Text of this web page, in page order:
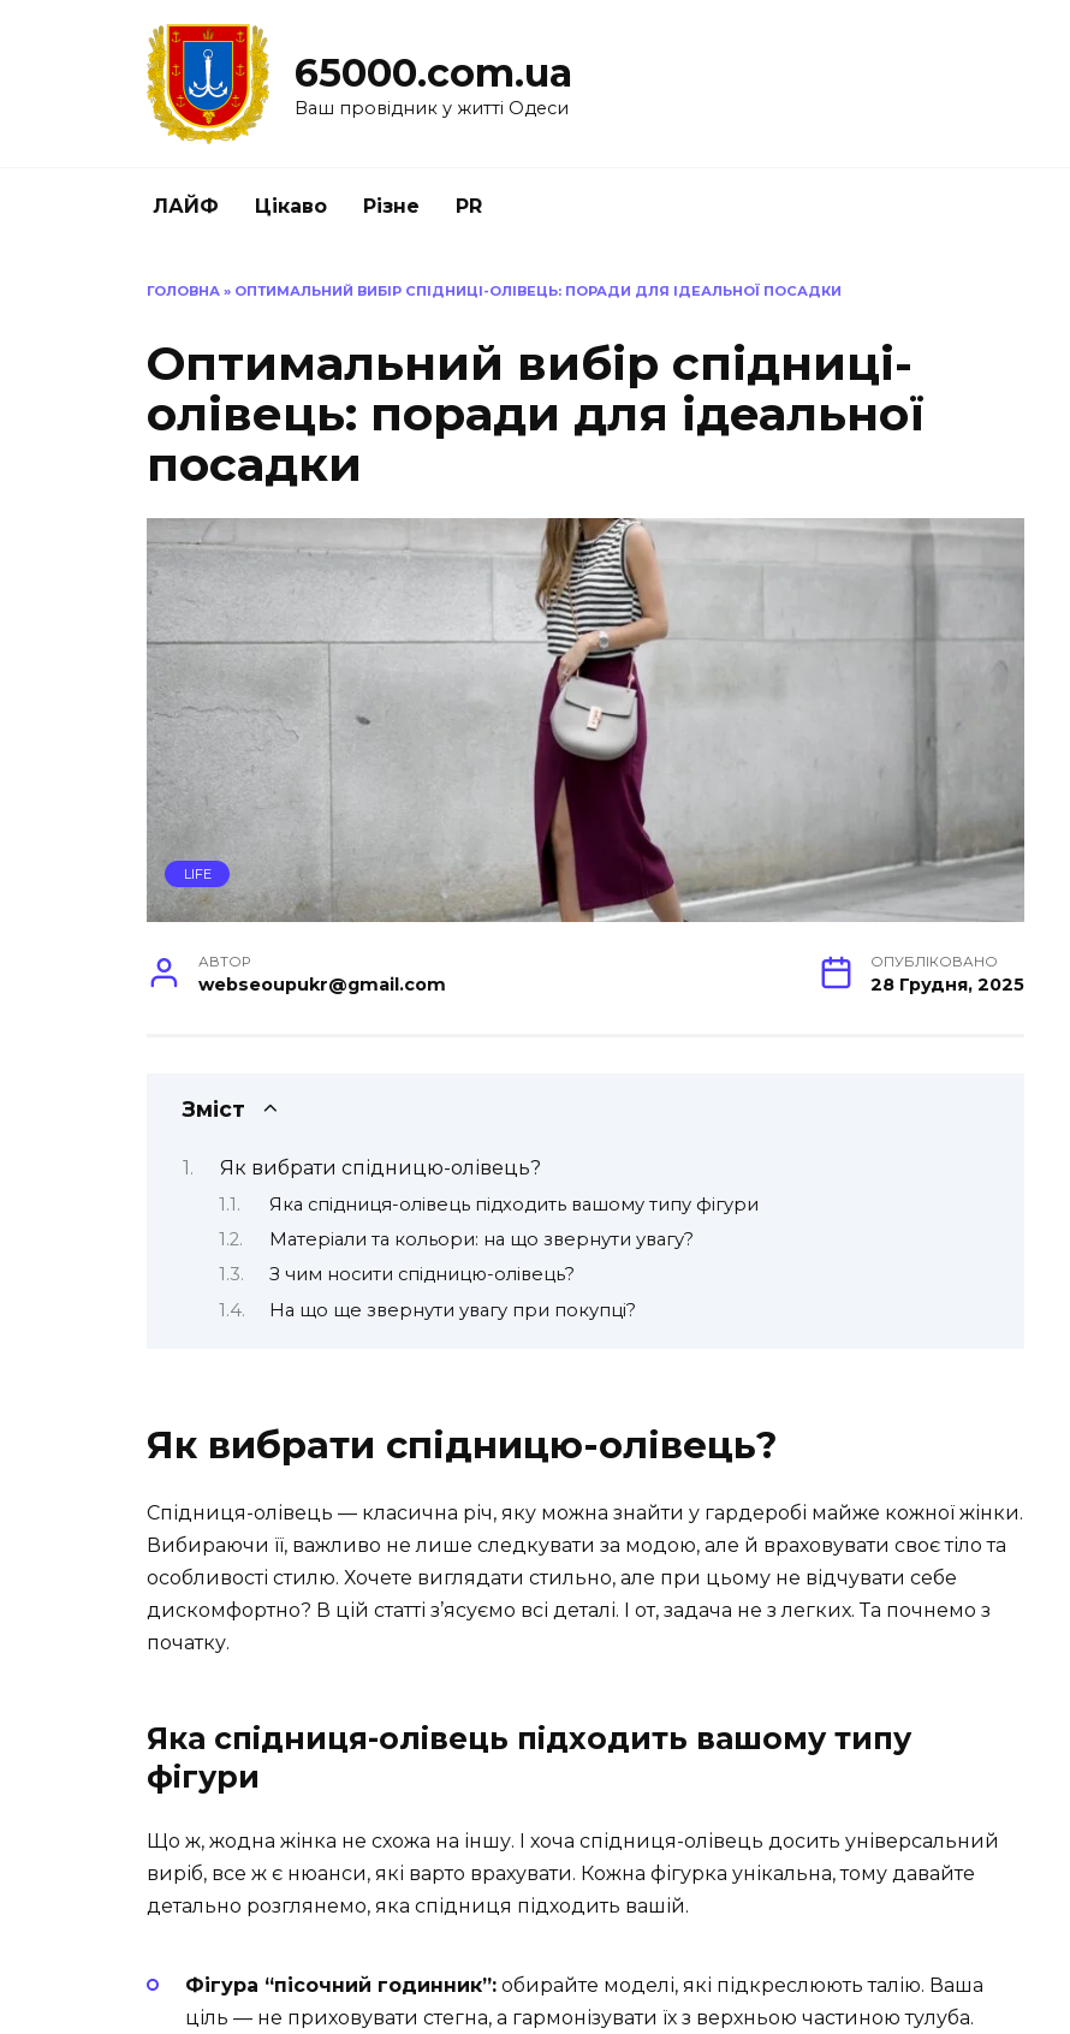
65000.com.ua
Ваш провідник у житті Одеси
ЛАЙФ Цікаво Різне PR
ГОЛОВНА » ОПТИМАЛЬНИЙ ВИБІР СПІДНИЦІ-ОЛІВЕЦЬ: ПОРАДИ ДЛЯ ІДЕАЛЬНОЇ ПОСАДКИ
Оптимальний вибір спідниці-
олівець: поради для ідеальної
посадки
LIFE
АВТОР
webseoupukr@gmail.com
ОПУБЛІКОВАНО
28 Грудня, 2025
Зміст
Як вибрати спідницю-олівець?
Яка спідниця-олівець підходить вашому типу фігури
Матеріали та кольори: на що звернути увагу?
З чим носити спідницю-олівець?
На що ще звернути увагу при покупці?
Як вибрати спідницю-олівець?
Спідниця-олівець — класична річ, яку можна знайти у гардеробі майже кожної жінки.
Вибираючи її, важливо не лише следкувати за модою, але й враховувати своє тіло та
особливості стилю. Хочете виглядати стильно, але при цьому не відчувати себе
дискомфортно? В цій статті з’ясуємо всі деталі. І от, задача не з легких. Та почнемо з
початку.
Яка спідниця-олівець підходить вашому типу
фігури
Що ж, жодна жінка не схожа на іншу. І хоча спідниця-олівець досить універсальний
виріб, все ж є нюанси, які варто врахувати. Кожна фігурка унікальна, тому давайте
детально розглянемо, яка спідниця підходить вашій.
Фігура “пісочний годинник”: обирайте моделі, які підкреслюють талію. Ваша
ціль — не приховувати стегна, а гармонізувати їх з верхньою частиною тулуба.